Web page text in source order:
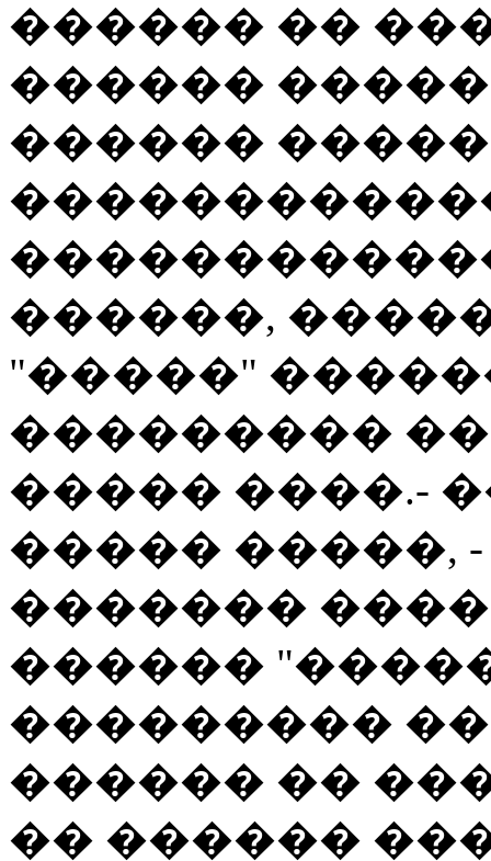
������ ��
������
������
������,
"�����"
���������
����� ����.-
����� �����,
�������
������
���������
������ ��
�� ������